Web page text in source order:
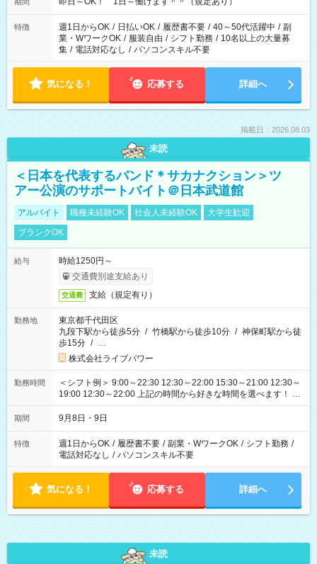
特徴 週1日からOK / 日払いOK / 履歴書不要 / 40～50代活躍中 / 副
業・WワークOK / 服装自由 / シフト勤務 / 10名以上の大量募
集 / 電話対応なし / パソコンスキル不要
気になる！ 応募する 詳細へ
掲載日：2026.08.03
未読
＜日本を代表するバンド＊サカナクション＞ツ
アー公演のサポートバイト＠日本武道館
アルバイト 職種未経験OK 社会人未経験OK
大学生歓迎
ブランクOK
給与
時給1250円～
交通費別途支給あり
交通費 支給（規定有り）
勤務地
東京都千代田区
九段下駅から徒歩5分 / 竹橋駅から徒歩10分 / 神保町駅から徒
歩15分 / …
株式会社ライブパワー
勤務時間
＜シフト例＞ 9:00～22:30 12:30～22:00 15:30～21:00 12:30～
19:00 12:30～22:00 上記の時間から好きな時間を選べます！ ※
時間は変更となる可能性があります
期間 9月8日・9日
特徴 週1日からOK / 履歴書不要 / 副業・WワークOK / シフト勤務 /
電話対応なし / パソコンスキル不要
気になる！ 応募する 詳細へ
未読